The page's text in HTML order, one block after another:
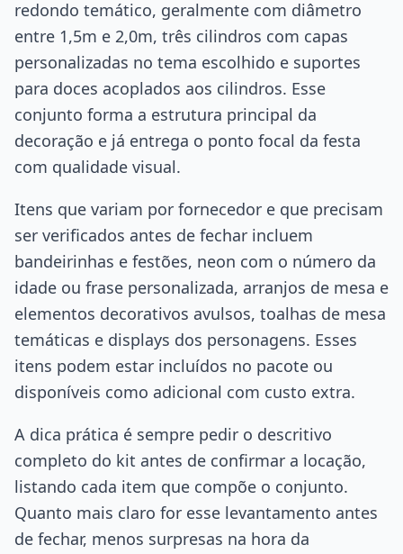
redondo temático, geralmente com diâmetro
entre 1,5m e 2,0m, três cilindros com capas
personalizadas no tema escolhido e suportes
para doces acoplados aos cilindros. Esse
conjunto forma a estrutura principal da
decoração e já entrega o ponto focal da festa
com qualidade visual.
Itens que variam por fornecedor e que precisam
ser verificados antes de fechar incluem
bandeirinhas e festões, neon com o número da
idade ou frase personalizada, arranjos de mesa e
elementos decorativos avulsos, toalhas de mesa
temáticas e displays dos personagens. Esses
itens podem estar incluídos no pacote ou
disponíveis como adicional com custo extra.
A dica prática é sempre pedir o descritivo
completo do kit antes de confirmar a locação,
listando cada item que compõe o conjunto.
Quanto mais claro for esse levantamento antes
de fechar, menos surpresas na hora da